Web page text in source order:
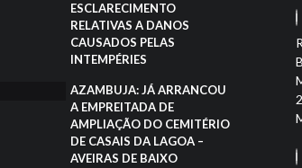
ESCLARECIMENTO
RELATIVAS A DANOS
CAUSADOS PELAS
INTEMPÉRIES
AZAMBUJA: JÁ ARRANCOU
A EMPREITADA DE
AMPLIAÇÃO DO CEMITÉRIO
DE CASAIS DA LAGOA –
AVEIRAS DE BAIXO